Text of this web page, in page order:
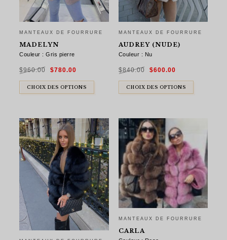
MANTEAUX DE FOURRURE
MADELYN
Couleur : Gris pierre
$960.00
Le
prix
était :
$960.00.
$780.00
est :
$780.00.
CHOIX DES OPTIONS
MANTEAUX DE FOURRURE
AUDREY (NUDE)
Couleur : Nu
$840.00
Le
prix
était :
$840.00.
$600.00prix
est :
$600.00.
CHOIX DES OPTIONS
MANTEAUX DE FOURRURE
CARLA